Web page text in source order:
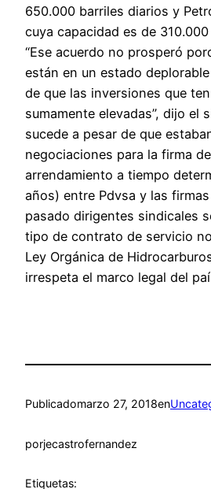
650.000 barriles diarios y
cuya capacidad es de
“Ese acuerdo no prosperó
están en un estado
de que las inversiones que
sumamente elevadas”, dijo el
sucede a pesar de que
negociaciones para la firma
arrendamiento a tiempo
años) entre Pdvsa y las
pasado dirigentes sindicales
tipo de contrato de servicio
Ley Orgánica de
irrespeta el marco legal del
Publicadomarzo 27, 2018en
porjecastrofernandez
Etiquetas: